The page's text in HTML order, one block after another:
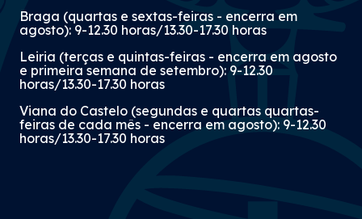
Braga (quartas e sextas-feiras - encerra em
agosto): 9-12.30 horas/13.30-17.30 horas
Leiria (terças e quintas-feiras - encerra em agosto
e primeira semana de setembro): 9-12.30
horas/13.30-17.30 horas
Viana do Castelo (segundas e quartas quartas-
feiras de cada mês - encerra em agosto): 9-12.30
horas/13.30-17.30 horas